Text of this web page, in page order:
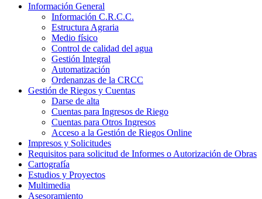
Información General
Información C.R.C.C.
Estructura Agraria
Medio físico
Control de calidad del agua
Gestión Integral
Automatización
Ordenanzas de la CRCC
Gestión de Riegos y Cuentas
Darse de alta
Cuentas para Ingresos de Riego
Cuentas para Otros Ingresos
Acceso a la Gestión de Riegos Online
Impresos y Solicitudes
Requisitos para solicitud de Informes o Autorización de Obras
Cartografía
Estudios y Proyectos
Multimedia
Asesoramiento